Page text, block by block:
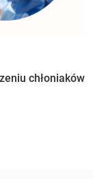
chłoniaków